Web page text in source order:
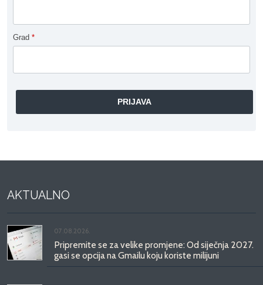
Grad *
AKTUALNO
07.08.2026.
Pripremite se za velike promjene: Od siječnja 2027.
gasi se opcija na Gmailu koju koriste milijuni